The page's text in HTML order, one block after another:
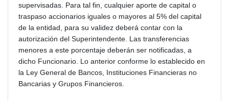
supervisadas. Para tal fin, cualquier aporte de capital o
traspaso accionarios iguales o mayores al 5% del capital
de la entidad, para su validez deberá contar con la
autorización del Superintendente. Las transferencias
menores a este porcentaje deberán ser notificadas, a
dicho Funcionario. Lo anterior conforme lo establecido en
la Ley General de Bancos, Instituciones Financieras no
Bancarias y Grupos Financieros.